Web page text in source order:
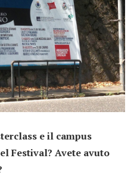
e il campus
Festival? Avete avuto